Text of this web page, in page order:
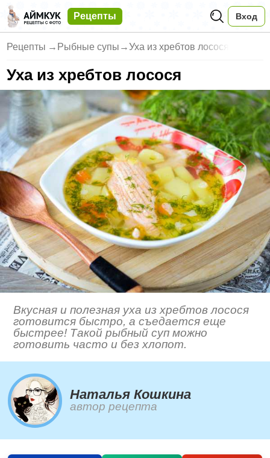
Рецепты Вход
Рецепты → Рыбные супы →Уха из хребтов лосося
Уха из хребтов лосося
Вкусная и полезная уха из хребтов лосося
готовится быстро, а съедается еще
быстрее! Такой рыбный суп можно
готовить часто и без хлопот.
Наталья Кошкина
автор рецепта